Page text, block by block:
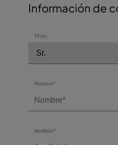
Información de
Título
Nombre*
Apellido*